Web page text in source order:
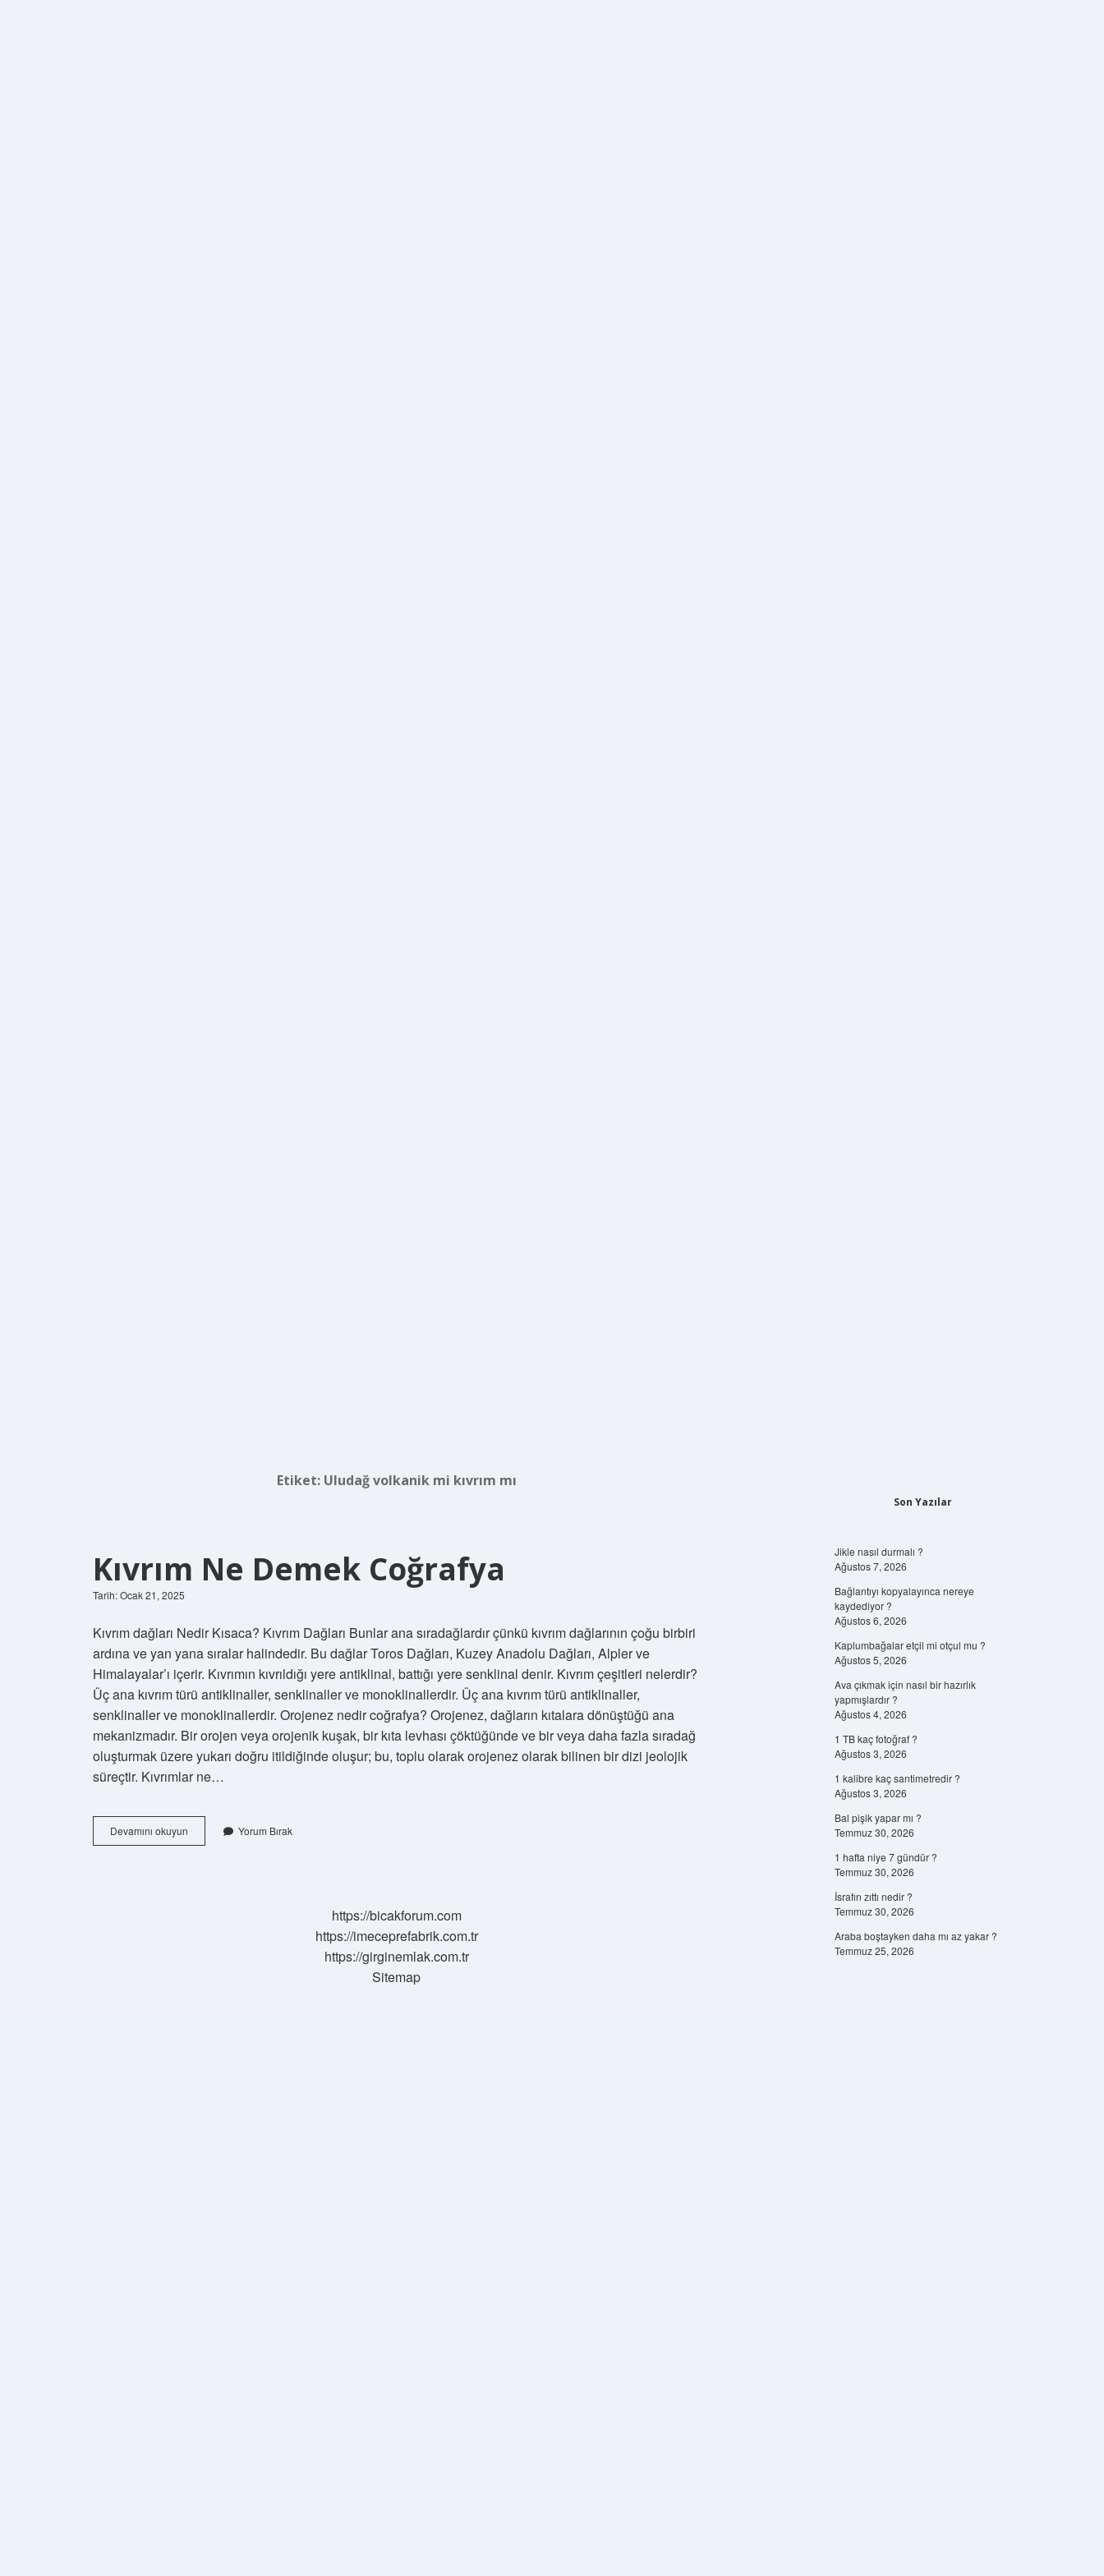
Etiket: Uludağ volkanik mi kıvrım mı
Kıvrım Ne Demek Coğrafya
Tarih: Ocak 21, 2025
Kıvrım dağları Nedir Kısaca? Kıvrım Dağları Bunlar ana sıradağlardır çünkü kıvrım dağlarının çoğu birbiri
ardına ve yan yana sıralar halindedir. Bu dağlar Toros Dağları, Kuzey Anadolu Dağları, Alpler ve
Himalayalar’ı içerir. Kıvrımın kıvrıldığı yere antiklinal, battığı yere senklinal denir. Kıvrım çeşitleri nelerdir?
Üç ana kıvrım türü antiklinaller, senklinaller ve monoklinallerdir. Üç ana kıvrım türü antiklinaller,
senklinaller ve monoklinallerdir. Orojenez nedir coğrafya? Orojenez, dağların kıtalara dönüştüğü ana
mekanizmadır. Bir orojen veya orojenik kuşak, bir kıta levhası çöktüğünde ve bir veya daha fazla sıradağ
oluşturmak üzere yukarı doğru itildiğinde oluşur; bu, toplu olarak orojenez olarak bilinen bir dizi jeolojik
süreçtir. Kıvrımlar ne…
Devamını okuyun
Ne
Yorum Bırak
https://bicakforum.com
https://imeceprefabrik.com.tr
https://girginemlak.com.tr
Sitemap
Son Yazılar
Jikle nasıl durmalı ?
Ağustos 7, 2026
Bağlantıyı kopyalayınca nereye
kaydediyor ?
Ağustos 6, 2026
Kaplumbağalar etçil mi otçul mu ?
Ağustos 5, 2026
Ava çıkmak için nasıl bir hazırlık
yapmışlardır ?
Ağustos 4, 2026
1 TB kaç fotoğraf ?
Ağustos 3, 2026
1 kalibre kaç santimetredir ?
Ağustos 3, 2026
Bal pişik yapar mı ?
Temmuz 30, 2026
1 hafta niye 7 gündür ?
Temmuz 30, 2026
İsrafın zıttı nedir ?
Temmuz 30, 2026
Araba boştayken daha mı az yakar ?
Temmuz 25, 2026